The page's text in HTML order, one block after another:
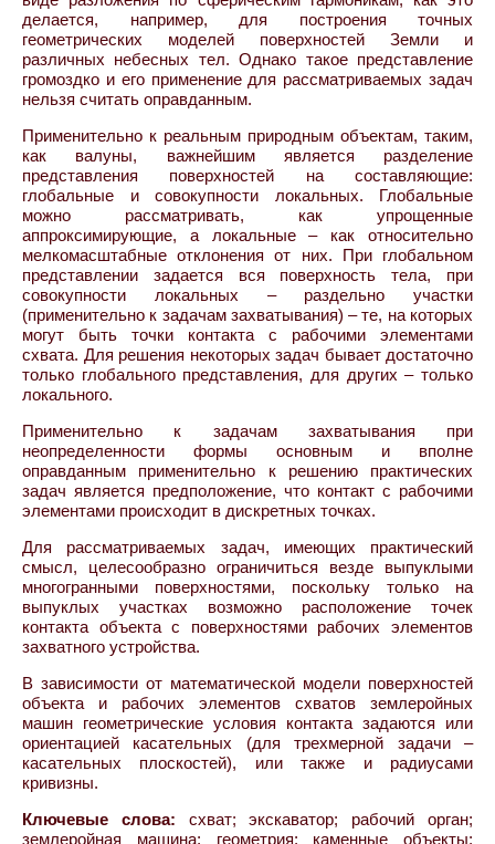
делается, например, для построения точных
геометрических моделей поверхностей Земли и
различных небесных тел. Однако такое представление
громоздко и его применение для рассматриваемых задач
нельзя считать оправданным.
Применительно к реальным природным объектам, таким,
как валуны, важнейшим является разделение
представления поверхностей на составляющие:
глобальные и совокупности локальных. Глобальные
можно рассматривать, как упрощенные
аппроксимирующие, а локальные – как относительно
мелкомасштабные отклонения от них. При глобальном
представлении задается вся поверхность тела, при
совокупности локальных – раздельно участки
(применительно к задачам захватывания) – те, на которых
могут быть точки контакта с рабочими элементами
схвата. Для решения некоторых задач бывает достаточно
только глобального представления, для других – только
локального.
Применительно к задачам захватывания при
неопределенности формы основным и вполне
оправданным применительно к решению практических
задач является предположение, что контакт с рабочими
элементами происходит в дискретных точках.
Для рассматриваемых задач, имеющих практический
смысл, целесообразно ограничиться везде выпуклыми
многогранными поверхностями, поскольку только на
выпуклых участках возможно расположение точек
контакта объекта с поверхностями рабочих элементов
захватного устройства.
В зависимости от математической модели поверхностей
объекта и рабочих элементов схватов землеройных
машин геометрические условия контакта задаются или
ориентацией касательных (для трехмерной задачи –
касательных плоскостей), или также и радиусами
кривизны.
Ключевые слова: схват; экскаватор; рабочий орган;
землеройная машина; геометрия; каменные объекты;